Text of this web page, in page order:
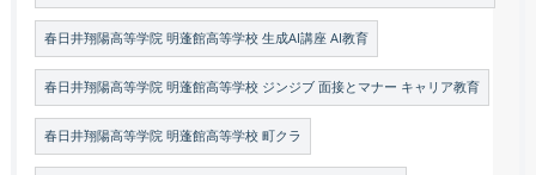
春日井翔陽高等学院 明蓬館高等学校 生成AI講座 AI教育
春日井翔陽高等学院 明蓬館高等学校 ジンジブ 面接とマナー キャリア教育
春日井翔陽高等学院 明蓬館高等学校 町クラ